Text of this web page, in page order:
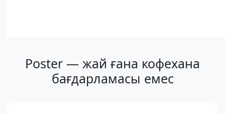
Poster — жай ғана кофехана
бағдарламасы емес